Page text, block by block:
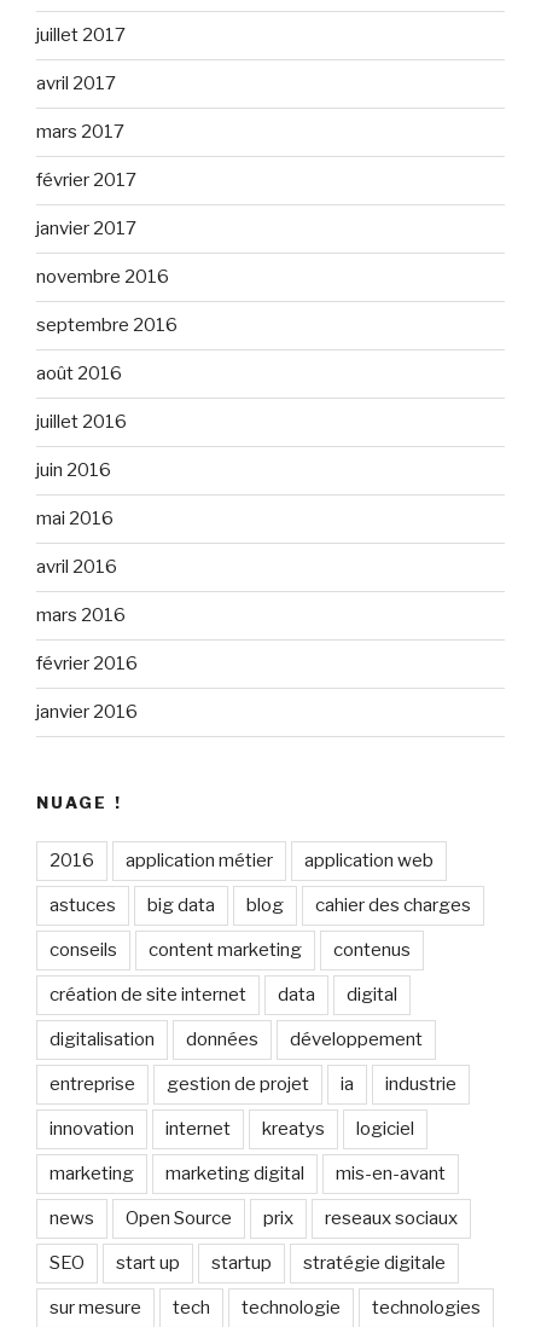
juillet 2017
avril 2017
mars 2017
février 2017
janvier 2017
novembre 2016
septembre 2016
août 2016
juillet 2016
juin 2016
mai 2016
avril 2016
mars 2016
février 2016
janvier 2016
NUAGE !
2016 application métier application web
astuces big data blog cahier des charges
conseils content marketing contenus
création de site internet data digital
digitalisation données développement
entreprise gestion de projet ia industrie
innovation internet kreatys logiciel
marketing marketing digital mis-en-avant
news Open Source prix reseaux sociaux
SEO start up startup stratégie digitale
sur mesure tech technologie technologies